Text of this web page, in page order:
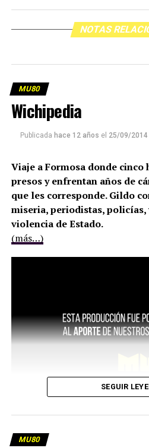
NOTAS
MU80
Wichipedia
Publicada hace 12 años el 25/09/2014
Viaje a Formosa donde
presos y enfrentan años de
que les corresponde. Gildo
miseria, periodistas,
violencia de Estado.
(más…)
SEGUIR
MU80